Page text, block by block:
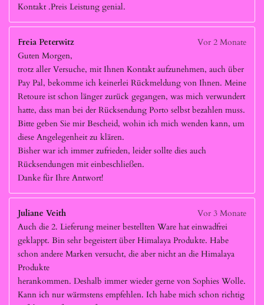
Kontakt .Preis Leistung genial.
Freia Peterwitz
Vor 2 Monate
Guten Morgen,
trotz aller Versuche, mit Ihnen Kontakt aufzunehmen, auch über
Pay Pal, bekomme ich keinerlei Rückmeldung von Ihnen. Meine
Retoure ist schon länger zurück gegangen, was mich verwundert
hatte, dass man bei der Rücksendung Porto selbst bezahlen muss.
Bitte geben Sie mir Bescheid, wohin ich mich wenden kann, um
diese Angelegenheit zu klären.
Bisher war ich immer zufrieden, leider sollte dies auch
Rücksendungen mit einbeschließen.
Danke für Ihre Antwort!
Juliane Veith
Vor 3 Monate
Auch die 2. Lieferung meiner bestellten Ware hat einwadfrei
geklappt. Bin sehr begeistert über Himalaya Produkte. Habe
schon andere Marken versucht, die aber nicht an die Himalaya
Produkte
herankommen. Deshalb immer wieder gerne von Sophies Wolle.
Kann ich nur wärmstens empfehlen. Ich habe mich schon richtig